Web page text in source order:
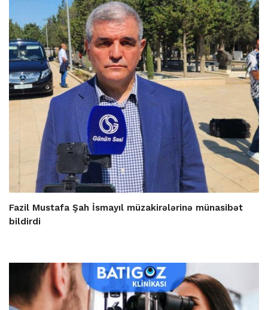
Fazil Mustafa Şah İsmayıl müzakirələrinə münasibət
bildirdi